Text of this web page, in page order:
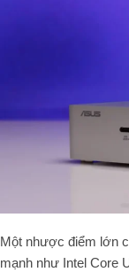
Một nhược điểm lớn
mạnh như Intel Core